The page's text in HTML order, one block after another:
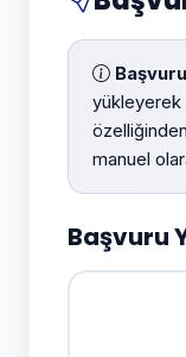
manuel
Başvuru